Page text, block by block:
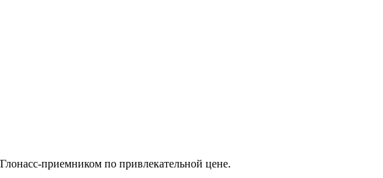
приемником по привлекательной цене.